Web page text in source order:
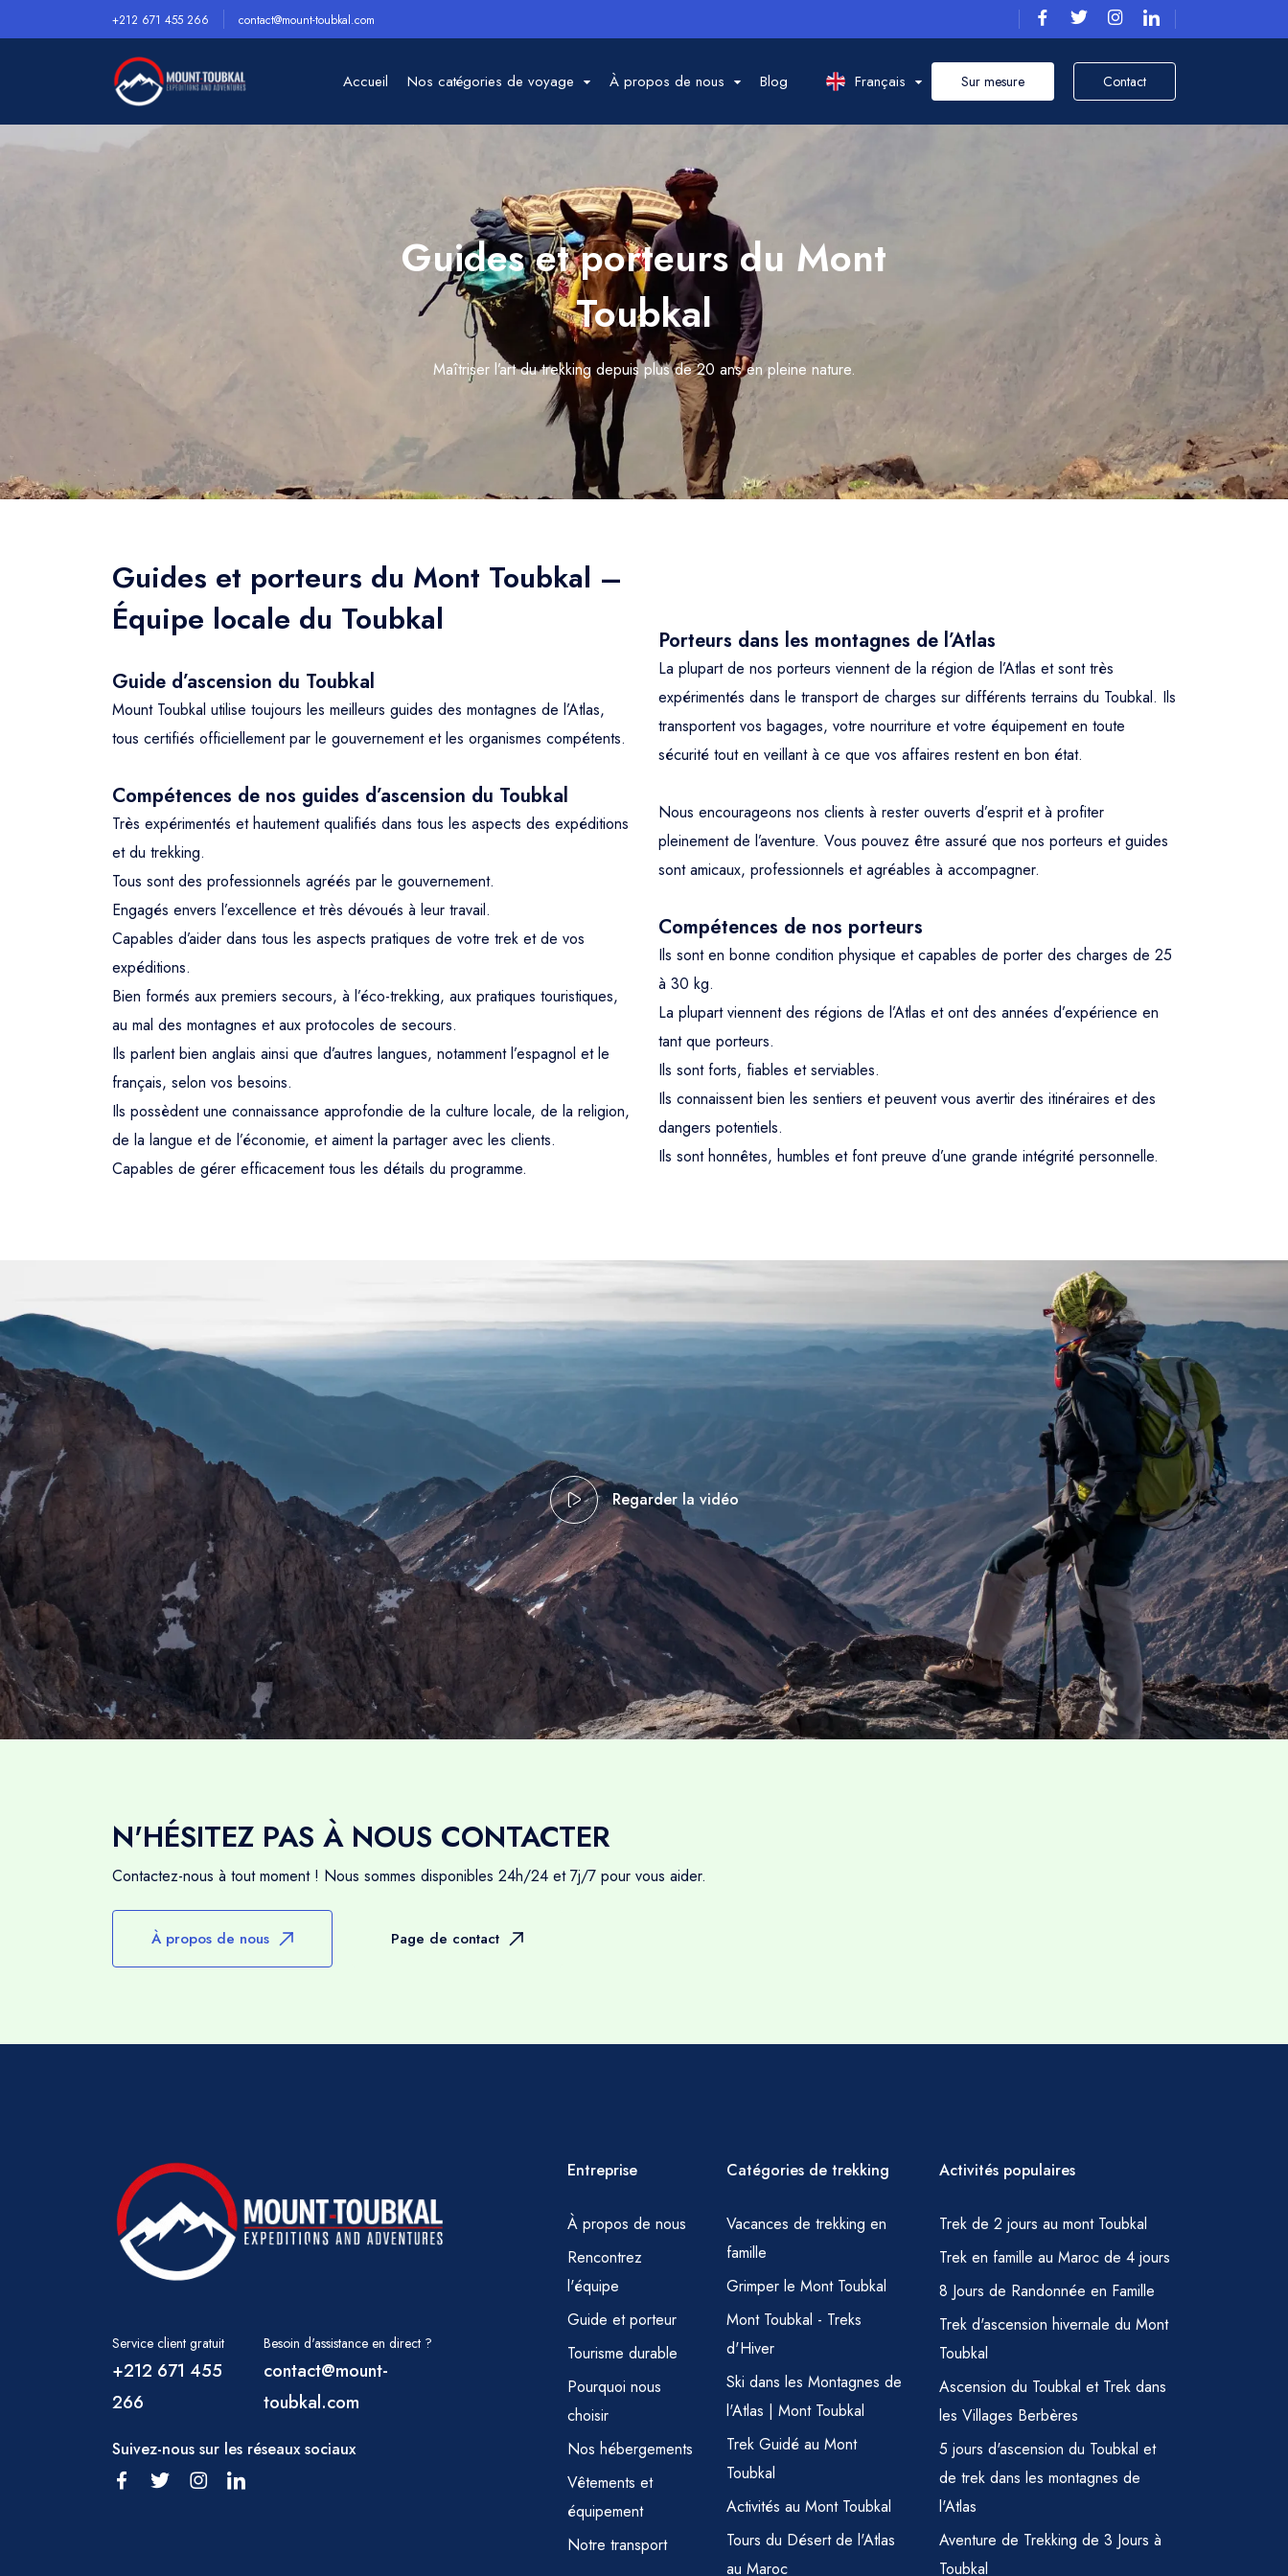
+212 671 455 266 contact@mount-toubkal.com
Accueil Nos catégories de voyage À propos de nous Blog Français Sur mesure Contact
Guides et porteurs du Mont
Toubkal
Maîtriser l’art du trekking depuis plus de 20 ans en pleine nature.
Guides et porteurs du Mont Toubkal –
Équipe locale du Toubkal
Guide d’ascension du Toubkal
Mount Toubkal utilise toujours les meilleurs guides des montagnes de l’Atlas,
tous certifiés officiellement par le gouvernement et les organismes compétents.
Compétences de nos guides d’ascension du Toubkal
Très expérimentés et hautement qualifiés dans tous les aspects des expéditions
et du trekking.
Tous sont des professionnels agréés par le gouvernement.
Engagés envers l’excellence et très dévoués à leur travail.
Capables d’aider dans tous les aspects pratiques de votre trek et de vos
expéditions.
Bien formés aux premiers secours, à l’éco-trekking, aux pratiques touristiques,
au mal des montagnes et aux protocoles de secours.
Ils parlent bien anglais ainsi que d’autres langues, notamment l’espagnol et le
français, selon vos besoins.
Ils possèdent une connaissance approfondie de la culture locale, de la religion,
de la langue et de l’économie, et aiment la partager avec les clients.
Capables de gérer efficacement tous les détails du programme.
Porteurs dans les montagnes de l’Atlas
La plupart de nos porteurs viennent de la région de l’Atlas et sont très
expérimentés dans le transport de charges sur différents terrains du Toubkal. Ils
transportent vos bagages, votre nourriture et votre équipement en toute
sécurité tout en veillant à ce que vos affaires restent en bon état.
Nous encourageons nos clients à rester ouverts d’esprit et à profiter
pleinement de l’aventure. Vous pouvez être assuré que nos porteurs et guides
sont amicaux, professionnels et agréables à accompagner.
Compétences de nos porteurs
Ils sont en bonne condition physique et capables de porter des charges de 25
à 30 kg.
La plupart viennent des régions de l’Atlas et ont des années d’expérience en
tant que porteurs.
Ils sont forts, fiables et serviables.
Ils connaissent bien les sentiers et peuvent vous avertir des itinéraires et des
dangers potentiels.
Ils sont honnêtes, humbles et font preuve d’une grande intégrité personnelle.
Regarder la vidéo
N'HÉSITEZ PAS À NOUS CONTACTER
Contactez-nous à tout moment ! Nous sommes disponibles 24h/24 et 7j/7 pour vous aider.
À propos de nous Page de contact
Service client gratuit
+212 671 455
266
Besoin d'assistance en direct ?
contact@mount-
toubkal.com
Suivez-nous sur les réseaux sociaux
Entreprise
À propos de nous
Rencontrez
l'équipe
Guide et porteur
Tourisme durable
Pourquoi nous
choisir
Nos hébergements
Vêtements et
équipement
Notre transport
Catégories de trekking
Vacances de trekking en
famille
Grimper le Mont Toubkal
Mont Toubkal - Treks
d'Hiver
Ski dans les Montagnes de
l'Atlas | Mont Toubkal
Trek Guidé au Mont
Toubkal
Activités au Mont Toubkal
Tours du Désert de l'Atlas
au Maroc
Activités populaires
Trek de 2 jours au mont Toubkal
Trek en famille au Maroc de 4 jours
8 Jours de Randonnée en Famille
Trek d'ascension hivernale du Mont
Toubkal
Ascension du Toubkal et Trek dans
les Villages Berbères
5 jours d'ascension du Toubkal et
de trek dans les montagnes de
l'Atlas
Aventure de Trekking de 3 Jours à
Toubkal